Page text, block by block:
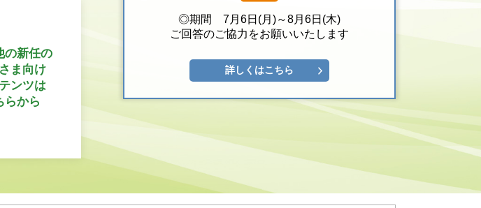
の新任の
ま向け
ンツは
らから
◎期間 7月6日(月)～8月6日(木)
ご回答のご協力をお願いいたします
詳しくはこちら